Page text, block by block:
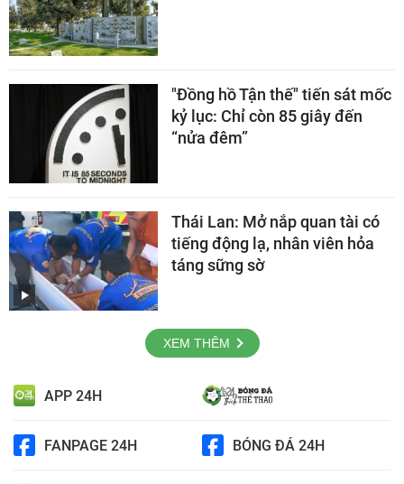
"Đồng hồ Tận thế" tiến sát mốc
kỷ lục: Chỉ còn 85 giây đến
“nửa đêm”
Thái Lan: Mở nắp quan tài có
tiếng động lạ, nhân viên hỏa
táng sững sờ
XEM THÊM
APP 24H
FANPAGE 24H BÓNG ĐÁ 24H